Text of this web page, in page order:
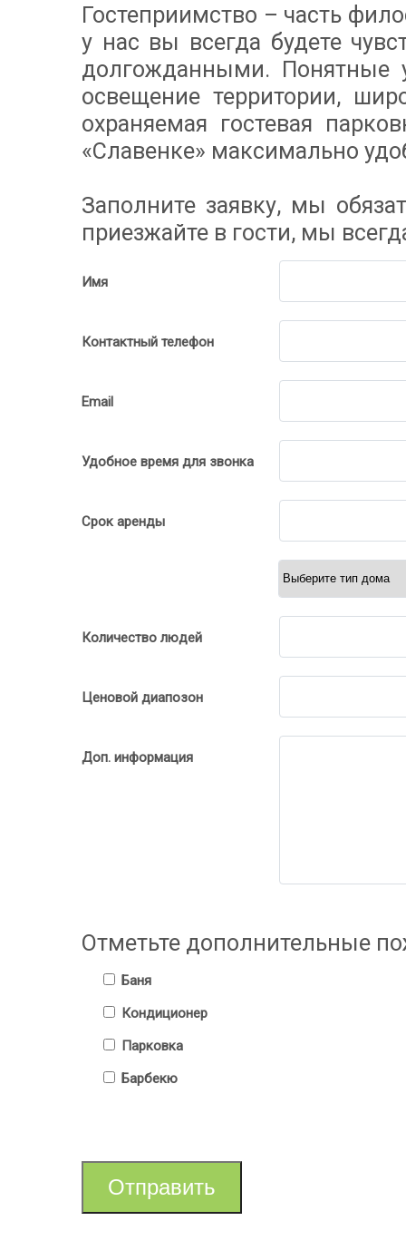
Гостеприимство – часть
у нас вы всегда будете
долгожданными. Понятные
освещение территории,
охраняемая гостевая
«Славенке» максимально
Заполните заявку, мы
приезжайте в гости, мы
Имя
Контактный телефон
Email
Удобное время для звонка
Срок аренды
Количество людей
Ценовой диапозон
Доп. информация
Отметьте дополнительные
Баня
Кондиционер
Парковка
Барбекю
Отправить